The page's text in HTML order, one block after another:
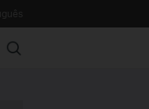
Search